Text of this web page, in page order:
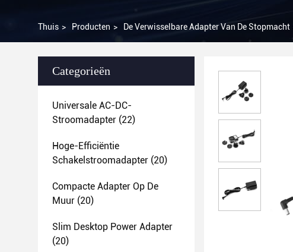
Thuis > Producten > De Verwisselbare Adapter Van De Stopmacht
Categorieën
Universale AC-DC-
Stroomadapter (22)
Hoge-Efficiëntie
Schakelstroomadapter (20)
Compacte Adapter Op De
Muur (20)
Slim Desktop Power Adapter
(20)